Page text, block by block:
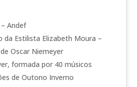
Andef
da Estilista Elizabeth Moura –
Oscar Niemeyer
formada por 40 músicos
de Outono Inverno